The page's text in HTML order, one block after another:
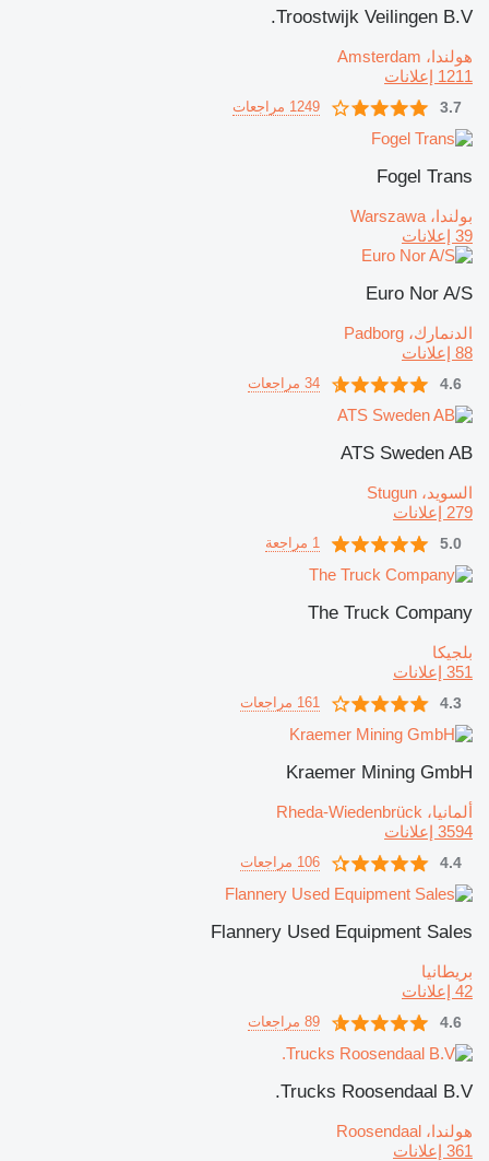
Troostwijk Veilingen B.V.
هولندا، Amsterdam
1211 إعلانات
3.7 1249 مراجعات
Fogel Trans
بولندا، Warszawa
39 إعلانات
Euro Nor A/S
الدنمارك، Padborg
88 إعلانات
4.6 34 مراجعات
ATS Sweden AB
السويد، Stugun
279 إعلانات
5.0 1 مراجعة
The Truck Company
بلجيكا
351 إعلانات
4.3 161 مراجعات
Kraemer Mining GmbH
ألمانيا، Rheda-Wiedenbrück
3594 إعلانات
4.4 106 مراجعات
Flannery Used Equipment Sales
بريطانيا
42 إعلانات
4.6 89 مراجعات
Trucks Roosendaal B.V.
هولندا، Roosendaal
361 إعلانات